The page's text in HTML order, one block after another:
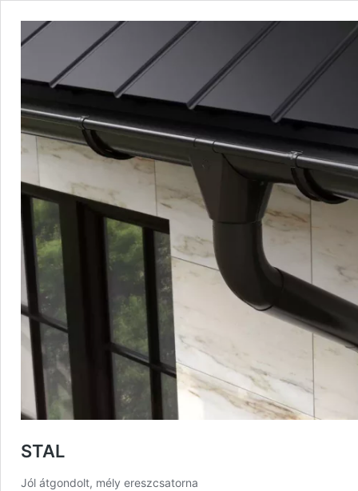
STAL
Jól átgondolt, mély ereszcsatorna